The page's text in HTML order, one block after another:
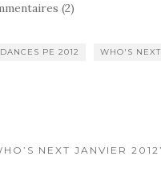
(2)
PE 2012 WHO'S NEXT
NEXT JANVIER